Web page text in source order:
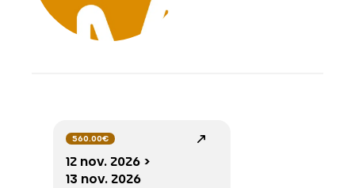
560.00€
12 nov. 2026 >
13 nov. 2026